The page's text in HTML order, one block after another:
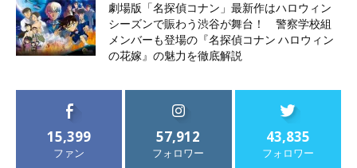
劇場版「名探偵コナン」最新作はハロウィン
シーズンで賑わう渋谷が舞台！ 警察学校組
メンバーも登場の『名探偵コナン ハロウィン
の花嫁』の魅力を徹底解説
15,399
ファン
57,912
フォロワー
43,835
フォロワー